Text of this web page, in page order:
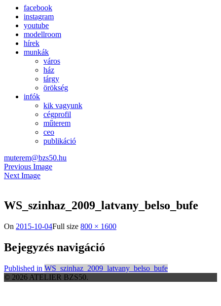
facebook
instagram
youtube
modellroom
hírek
munkák
város
ház
tárgy
örökség
infók
kik vagyunk
cégprofil
műterem
ceo
publikáció
muterem@bzs50.hu
Previous Image
Next Image
WS_szinhaz_2009_latvany_belso_bufe
On 2015-10-04Full size 800 × 1600
Bejegyzés navigáció
Published in WS_szinhaz_2009_latvany_belso_bufe
© 2026 ATELIER BZS50.